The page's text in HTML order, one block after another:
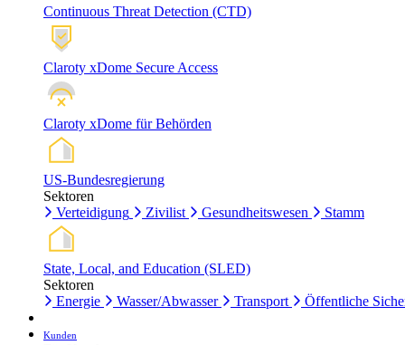
Continuous Threat Detection (CTD)
Claroty xDome Secure Access
Claroty xDome für Behörden
US-Bundesregierung
Sektoren
Verteidigung
Zivilist Gesundheitswesen Stamm
State, Local, and Education (SLED)
Sektoren
Energie
Wasser/Abwasser Transport Öffentliche
Kunden